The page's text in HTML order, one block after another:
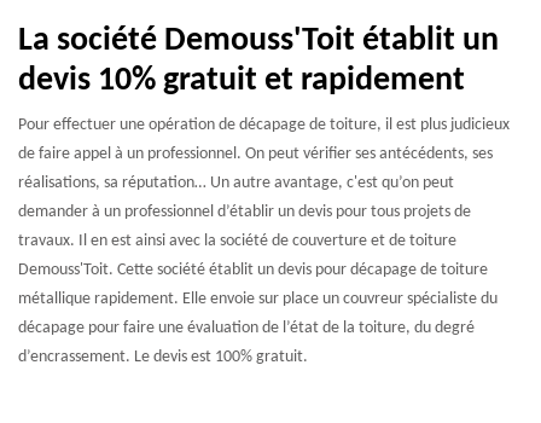
La société Demouss'Toit établit un
devis 10% gratuit et rapidement
Pour effectuer une opération de décapage de toiture, il est plus judicieux
de faire appel à un professionnel. On peut vérifier ses antécédents, ses
réalisations, sa réputation… Un autre avantage, c'est qu’on peut
demander à un professionnel d’établir un devis pour tous projets de
travaux. Il en est ainsi avec la société de couverture et de toiture
Demouss'Toit. Cette société établit un devis pour décapage de toiture
métallique rapidement. Elle envoie sur place un couvreur spécialiste du
décapage pour faire une évaluation de l’état de la toiture, du degré
d’encrassement. Le devis est 100% gratuit.